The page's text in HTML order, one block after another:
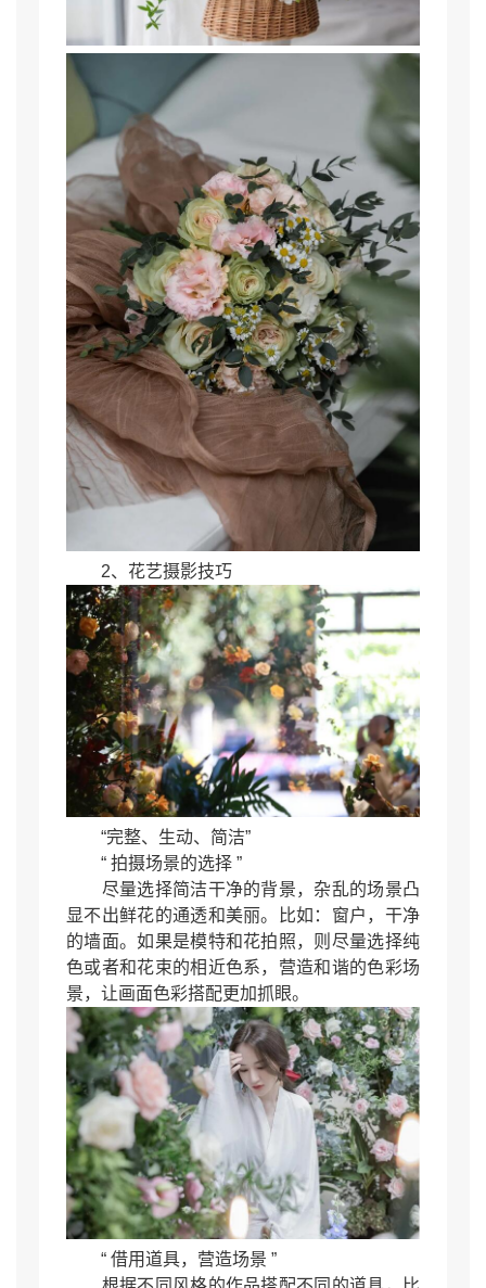
2、花艺摄影技巧
“完整、生动、简洁”
“ 拍摄场景的选择 ”
尽量选择简洁干净的背景，杂乱的场景凸
显不出鲜花的通透和美丽。比如：窗户，干净
的墙面。如果是模特和花拍照，则尽量选择纯
色或者和花束的相近色系，营造和谐的色彩场
景，让画面色彩搭配更加抓眼。
“ 借用道具，营造场景 ”